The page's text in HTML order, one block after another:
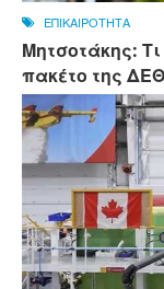
ΕΠΙΚΑΙΡΟΤΗΤΑ
Μητσοτάκης:
πακέτο της ΔΕΘ